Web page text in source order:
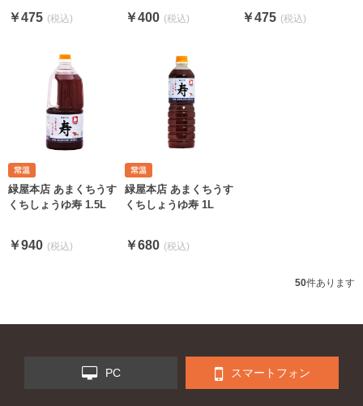
￥475 ￥400 ￥475
緑屋本店 あまくちうす
くちしょうゆ寿 1.5L
￥940
緑屋本店 あまくちうす
くちしょうゆ寿 1L
￥680
50件あります
PC スマートフォン